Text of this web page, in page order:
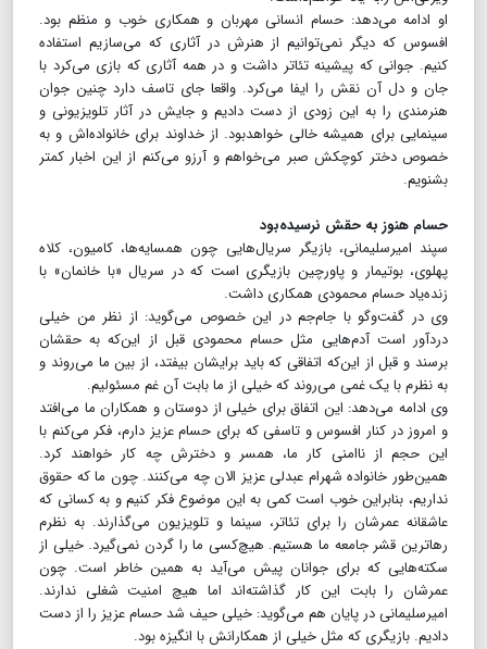
او ادامه می‌دهد: حسام انسانی مهربان و همکاری خوب و منظم بود.
افسوس که دیگر نمی‌توانیم از هنرش در آثاری که می‌سازیم استفاده
کنیم. جوانی که پیشینه تئاتر داشت و در همه آثاری که بازی می‌کرد با
جان و دل آن نقش را ایفا می‌کرد. واقعا جای تاسف دارد چنین جوان
هنرمندی را به این زودی از دست دادیم و جایش در آثار تلویزیونی و
سینمایی برای همیشه خالی خواهدبود. از خداوند برای خانواده‌اش و به
خصوص دختر کوچکش صبر می‌خواهم و آرزو می‌کنم از این اخبار کمتر
بشنویم.
حسام هنوز به حقش نرسیده‌بود
سپند امیرسلیمانی، بازیگر سریال‌هایی چون همسایه‌ها، کامیون، کلاه
پهلوی، بوتیمار و پاورچین بازیگری است که در سریال «با خانمان» با
زنده‌یاد حسام محمودی همکاری داشت.
وی در گفت‌وگو با جام‌جم در این خصوص می‌گوید: از نظر من خیلی
دردآور است آدم‌هایی مثل حسام محمودی قبل از این‌که به حقشان
برسند و قبل از این‌که اتفاقی که باید برایشان بیفتد، از بین ما می‌روند و
به نظرم با یک غمی می‌روند که خیلی از ما بابت آن غم مسئولیم.
وی ادامه می‌دهد: این اتفاق برای خیلی از دوستان و همکاران ما می‌افتد
و امروز در کنار افسوس و تاسفی که برای حسام عزیز دارم، فکر می‌کنم با
این حجم از ناامنی کار ما، همسر و دخترش چه کار خواهند کرد.
همین‌طور خانواده شهرام عبدلی عزیز الان چه می‌کنند. چون ما که حقوق
نداریم، بنابراین خوب است کمی به این موضوع فکر کنیم و به کسانی که
عاشقانه عمرشان را برای تئاتر، سینما و تلویزیون می‌گذارند. به نظرم
رهاترین قشر جامعه ما هستیم. هیچ‌کسی ما را گردن نمی‌گیرد. خیلی از
سکته‌هایی که برای جوانان پیش می‌آید به همین خاطر است. چون
عمرشان را بابت این کار گذاشته‌اند اما هیچ امنیت شغلی ندارند.
امیرسلیمانی در پایان هم می‌گوید: خیلی حیف شد حسام عزیز را از دست
دادیم. بازیگری که مثل خیلی از همکارانش با انگیزه بود.